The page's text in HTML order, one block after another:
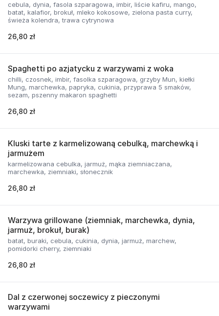
cebula, dynia, fasola szparagowa, imbir, liście kafiru, mango,
batat, kalafior, brokuł, mleko kokosowe, zielona pasta curry,
świeża kolendra, trawa cytrynowa
26,80 zł
Spaghetti po azjatycku z warzywami z woka
chilli, czosnek, imbir, fasolka szparagowa, grzyby Mun, kiełki
Mung, marchewka, papryka, cukinia, przyprawa 5 smaków,
sezam, pszenny makaron spaghetti
26,80 zł
Kluski tarte z karmelizowaną cebulką, marchewką i
jarmużem
karmelizowana cebulka, jarmuż, mąka ziemniaczana,
marchewka, ziemniaki, słonecznik
26,80 zł
Warzywa grillowane (ziemniak, marchewka, dynia,
jarmuż, brokuł, burak)
batat, buraki, cebula, cukinia, dynia, jarmuż, marchew,
pomidorki cherry, ziemniaki
26,80 zł
Dal z czerwonej soczewicy z pieczonymi
warzywami